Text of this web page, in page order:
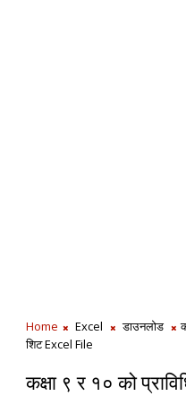
Home Excel डाउनलोड
शिट Excel File
कक्षा ९ र १० को